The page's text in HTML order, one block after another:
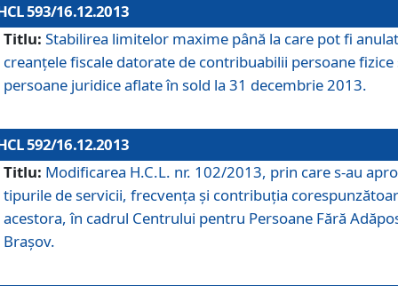
593/16.12.2013
Titlu: Stabilirea limitelor maxime până la care pot fi
creanţele fiscale datorate de contribuabilii persoane fizice
persoane juridice aflate în sold la 31 decembrie 2013.
592/16.12.2013
Titlu: Modificarea H.C.L. nr. 102/2013, prin care s-au
tipurile de servicii, frecvenţa şi contribuţia
acestora, în cadrul Centrului pentru Persoane Fără
Braşov.